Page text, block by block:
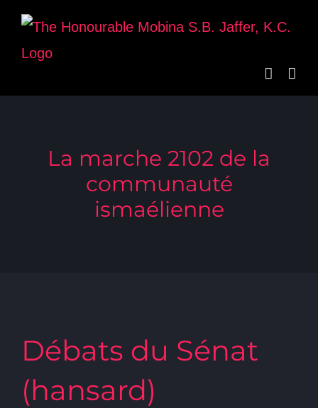
Skip
content
La marche 2102 de la
communauté
ismaélienne
Débats du Sénat
(hansard)